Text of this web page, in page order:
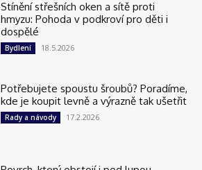
Stínění střešních oken a sítě proti
hmyzu: Pohoda v podkroví pro děti i
dospělé
Bydlení 18.5.2026
Potřebujete spoustu šroubů? Poradíme,
kde je koupit levně a výrazně tak ušetřit
Rady a návody 17.2.2026